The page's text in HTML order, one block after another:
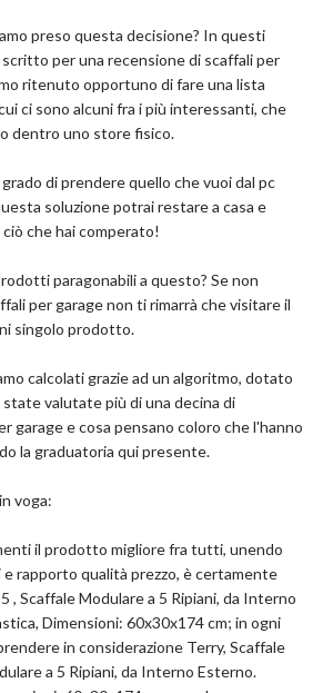
ZINCATE, finitura uniforme su
e ripiano in legno MDF
metallici.
un montaggio ad INCASTRO tra i più
mercato
e SICURO grazie ai bordi dei
ripiegati per prevenire tagli o
pulire
elettrica: Su pavimento
Garage, Ripostiglio, Ufficio
A più livelli
prodotto: 120P x 60l x 180H cm
Metallo
su Amazon.it
Scopri l'offerta
preso questa decisione? In questi
per una recensione di scaffali per
ritenuto opportuno di fare una lista
ci sono alcuni fra i più interessanti, che
dentro uno store fisico.
di prendere quello che vuoi dal pc
soluzione potrai restare a casa e
che hai comperato!
paragonabili a questo? Se non
per garage non ti rimarrà che visitare il
singolo prodotto.
calcolati grazie ad un algoritmo, dotato
valutate più di una decina di
garage e cosa pensano coloro che l'hanno
la graduatoria qui presente.
voga:
il prodotto migliore fra tutti, unendo
rapporto qualità prezzo, è certamente
, Scaffale Modulare a 5 Ripiani, da Interno
Dimensioni: 60x30x174 cm; in ogni
in considerazione Terry, Scaffale
a 5 Ripiani, da Interno Esterno.